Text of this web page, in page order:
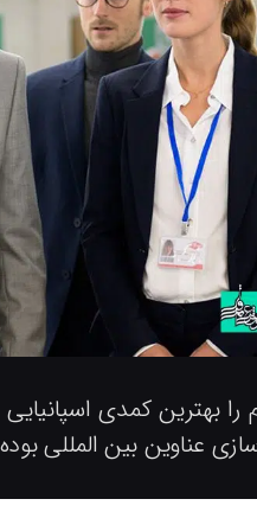
را بهترین کمدی
عناوین بین المللی